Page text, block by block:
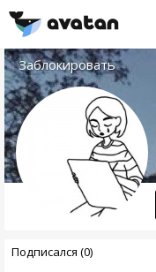
Заблокировать
Подписался (0)